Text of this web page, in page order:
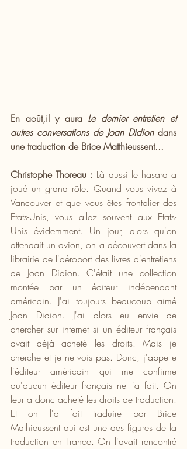
En août,il y aura Le dernier entretien et
autres conversations de Joan Didion dans
une traduction de Brice Matthieussent...
Christophe Thoreau : Là aussi le hasard a
joué un grand rôle. Quand vous vivez à
Vancouver et que vous êtes frontalier des
Etats-Unis, vous allez souvent aux Etats-
Unis évidemment. Un jour, alors qu'on
attendait un avion, on a découvert dans la
librairie de l'aéroport des livres d'entretiens
de Joan Didion. C'était une collection
montée par un éditeur indépendant
américain. J'ai toujours beaucoup aimé
Joan Didion. J'ai alors eu envie de
chercher sur internet si un éditeur français
avait déjà acheté les droits. Mais je
cherche et je ne vois pas. Donc, j'appelle
l'éditeur américain qui me confirme
qu'aucun éditeur français ne l'a fait. On
leur a donc acheté les droits de traduction.
Et on l'a fait traduire par Brice
Mathieussent qui est une des figures de la
traduction en France. On l'avait rencontré